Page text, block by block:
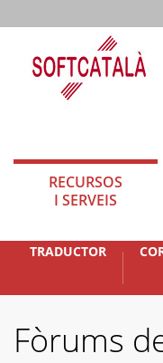
RECURSOS
I SERVEIS
TRADUCTOR
Fòrums